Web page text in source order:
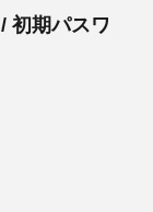
初期パスワ